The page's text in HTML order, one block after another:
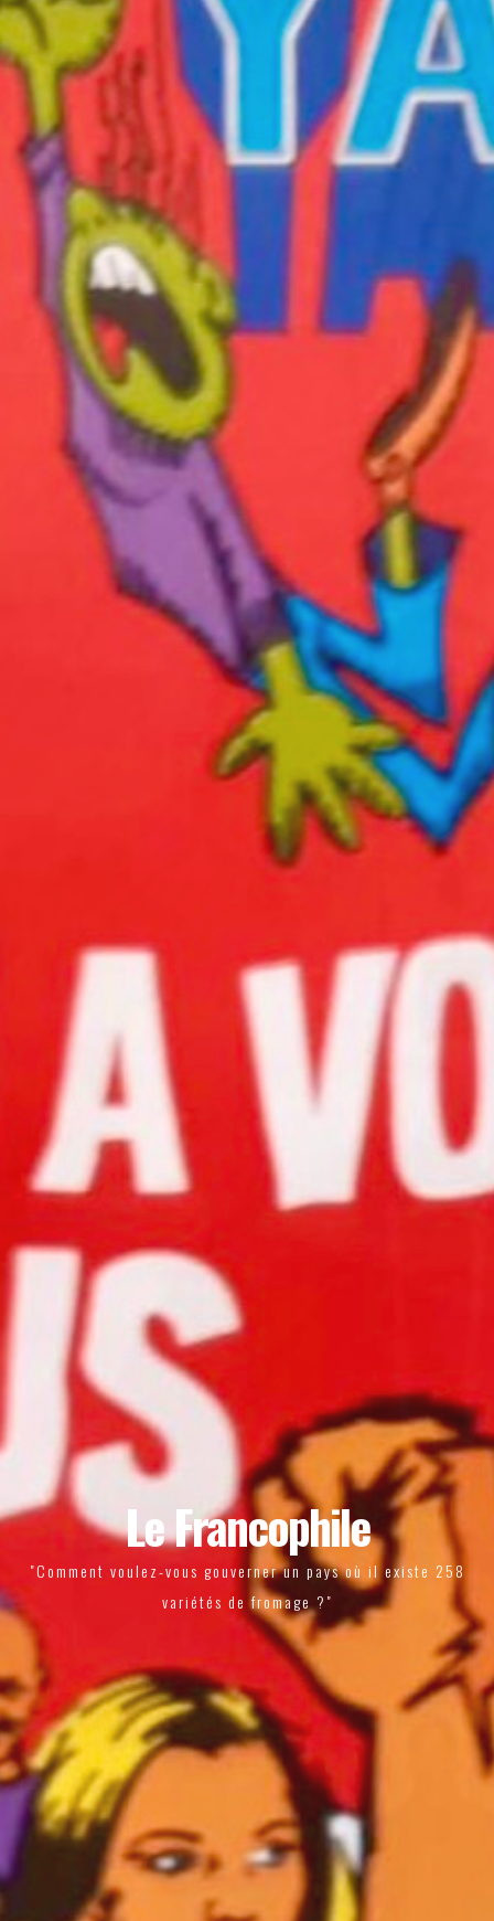
Le Francophile
"Comment voulez-vous gouverner un pays où il existe 258
variétés de fromage ?"